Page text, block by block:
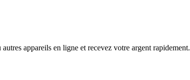
appareils en ligne et recevez votre argent rapidement.